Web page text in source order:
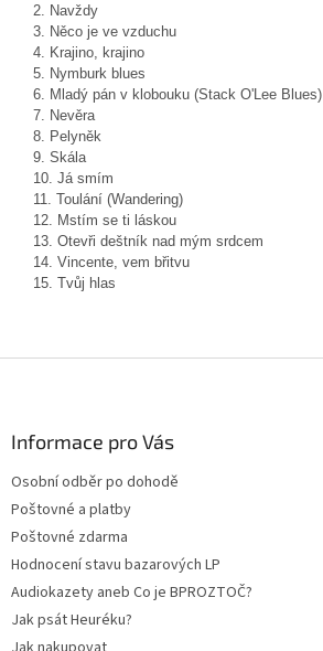
2. Navždy
3. Něco je ve vzduchu
4. Krajino, krajino
5. Nymburk blues
6. Mladý pán v klobouku (Stack O'Lee Blues)
7. Nevěra
8. Pelyněk
9. Skála
10. Já smím
11. Toulání (Wandering)
12. Mstím se ti láskou
13. Otevři deštník nad mým srdcem
14. Vincente, vem břitvu
15. Tvůj hlas
Informace pro Vás
Osobní odběr po dohodě
Poštovné a platby
Poštovné zdarma
Hodnocení stavu bazarových LP
Audiokazety aneb Co je BPROZTOČ?
Jak psát Heuréku?